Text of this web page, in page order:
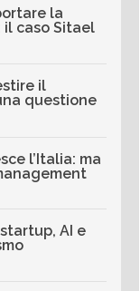
la
il caso Sitael
il
questione
l’Italia: ma
AI e